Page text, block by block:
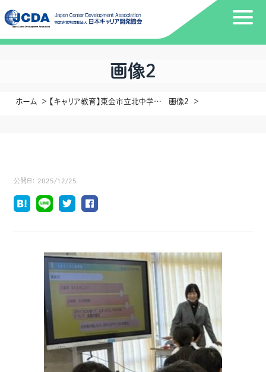
画像2
ホーム 【キャリア教育】東金市立北中学校1年生のキャリア授業で、「人生すごろく金の糸」を実施しました 画像2
公開日： 2025/12/25